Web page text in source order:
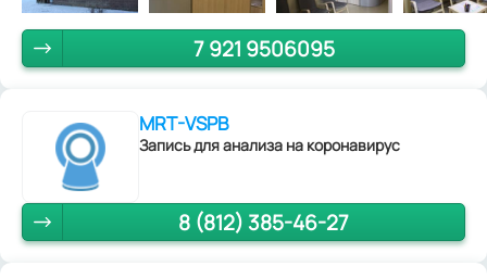
7 921 9506095
MRT-VSPB
Запись для анализа на коронавирус
8 (812) 385-46-27